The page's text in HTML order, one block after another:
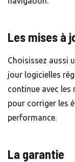
Les mises à
Choisissez aussi
jour logicielles
continue avec les
pour corriger les
performance.
La garantie